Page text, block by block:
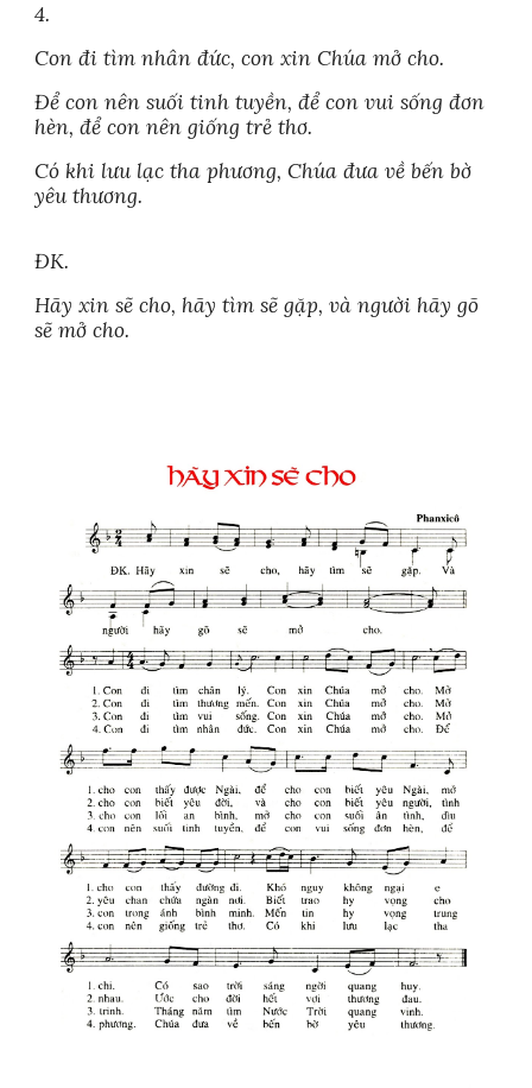
4.
Con đi tìm nhân đức, con xin Chúa mở cho.
Để con nên suối tinh tuyền, để con vui sống đơn
hèn, để con nên giống trẻ thơ.
Có khi lưu lạc tha phương, Chúa đưa về bến bờ
yêu thương.
ĐK.
Hãy xin sẽ cho, hãy tìm sẽ gặp, và người hãy gõ
sẽ mở cho.